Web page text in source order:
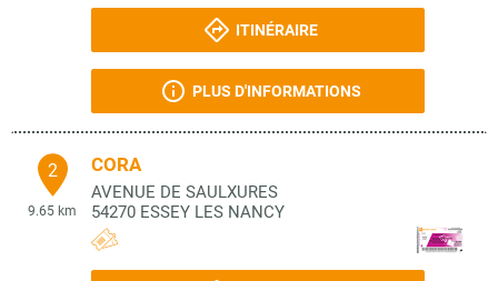
ITINÉRAIRE
PLUS D'INFORMATIONS
2
9.65 km
CORA
AVENUE DE SAULXURES
54270 ESSEY LES NANCY